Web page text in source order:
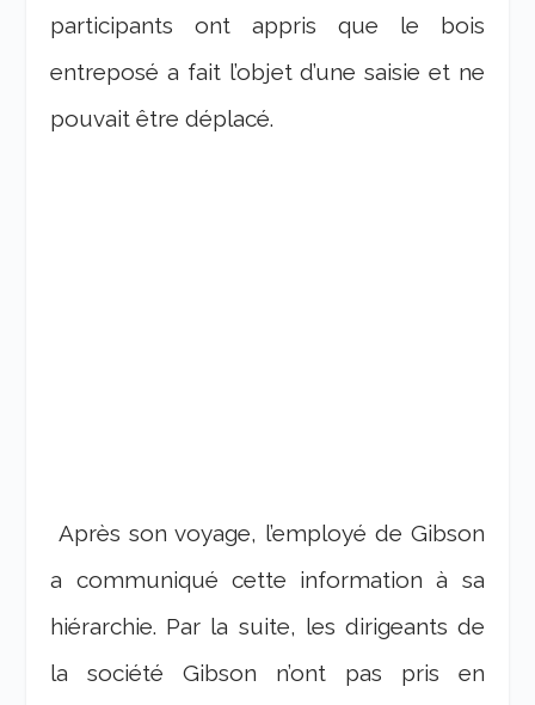
participants ont appris que le bois
entreposé a fait l’objet d’une saisie et ne
pouvait être déplacé.
Après son voyage, l’employé de Gibson
a communiqué cette information à sa
hiérarchie. Par la suite, les dirigeants de
la société Gibson n’ont pas pris en